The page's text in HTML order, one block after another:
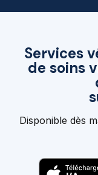
Services
de soins
Disponible dès